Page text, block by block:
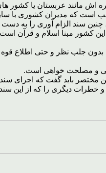
مانند عربستان یا کشور
است که مدیران کشوری با
چنین سند الزام آوری را به
کشور مبنا اسلام و قرآن
منظر دیگر، اجرای مخفیانه ستد
و مصلحت خواهی است.
و خطرات دیگری را که از این